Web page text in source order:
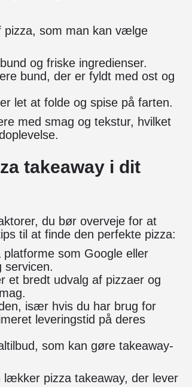
pizza, som man kan vælge
og friske ingredienser.
bund, der er fyldt med ost og
let at folde og spise på farten.
med smag og tekstur, hvilket
takeaway i dit
du bør overveje for at
til at finde den perfekte pizza:
som Google eller
servicen.
et bredt udvalg af pizzaer og
især hvis du har brug for
leveringstid på deres
som kan gøre takeaway-
pizza takeaway, der lever